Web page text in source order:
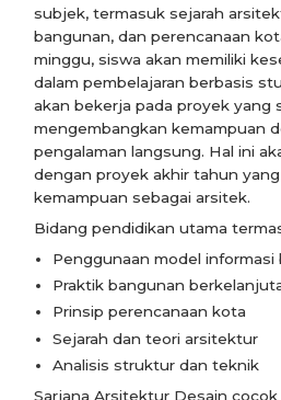
subjek, termasuk sejarah
bangunan, dan perencanaan
minggu, siswa akan memiliki
dalam pembelajaran berbasis
akan bekerja pada proyek yang
mengembangkan kemampuan
pengalaman langsung. Hal ini
dengan proyek akhir tahun
kemampuan sebagai arsitek.
Bidang pendidikan utama
Penggunaan model informasi
Praktik bangunan
Prinsip perencanaan kota
Sejarah dan teori arsitektur
Analisis struktur dan teknik
Sarjana Arsitektur Desain